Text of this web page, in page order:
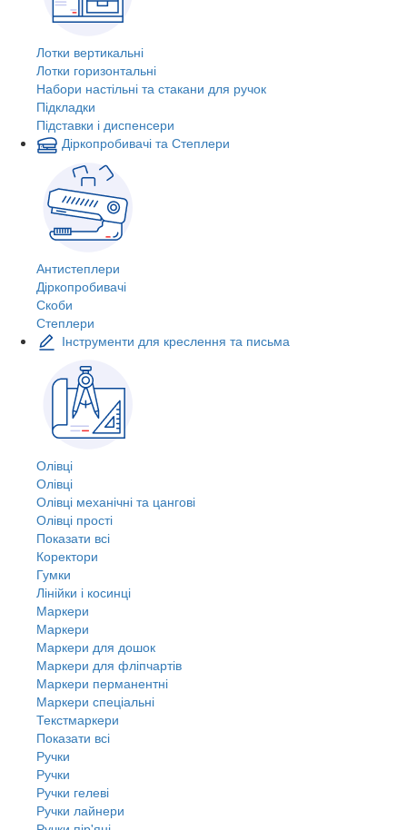
Лотки вертикальні
Лотки горизонтальні
Набори настільні та стакани для ручок
Підкладки
Підставки і диспенсери
Діркопробивачі та Степлери
Антистеплери
Діркопробивачі
Скоби
Степлери
Інструменти для креслення та письма
Олівці
Олівці
Олівці механічні та цангові
Олівці прості
Показати всі
Коректори
Гумки
Лінійки і косинці
Маркери
Маркери
Маркери для дошок
Маркери для фліпчартів
Маркери перманентні
Маркери спеціальні
Текстмаркери
Показати всі
Ручки
Ручки
Ручки гелеві
Ручки лайнери